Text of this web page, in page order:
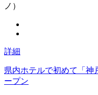
ノ）
詳細
県内ホテルで初めて「神
ープン